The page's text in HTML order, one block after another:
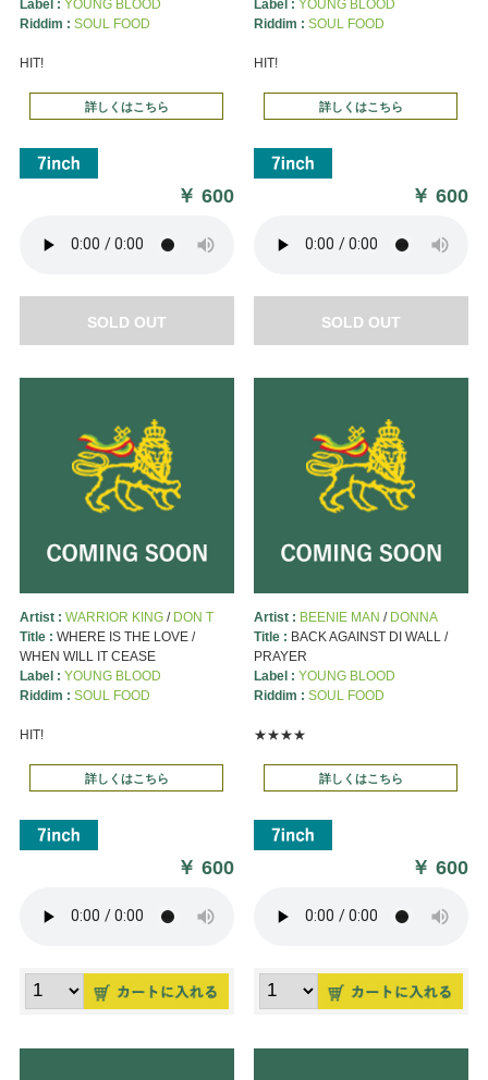
Label : YOUNG BLOOD
Riddim : SOUL FOOD
HIT!
詳しくはこちら
￥600
SOLD OUT
Label : YOUNG BLOOD
Riddim : SOUL FOOD
HIT!
詳しくはこちら
￥600
SOLD OUT
Artist : WARRIOR KING/ DON T
Title : WHERE IS THE LOVE /
WHEN WILL IT CEASE
Label : YOUNG BLOOD
Riddim : SOUL FOOD
HIT!
詳しくはこちら
￥600
Artist : BEENIE MAN / DONNA
Title : BACK AGAINST DI WALL /
PRAYER
Label : YOUNG BLOOD
Riddim : SOUL FOOD
★★★★
詳しくはこちら
￥600